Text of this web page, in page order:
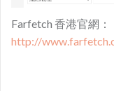
Farfetch 香港官網：
http://